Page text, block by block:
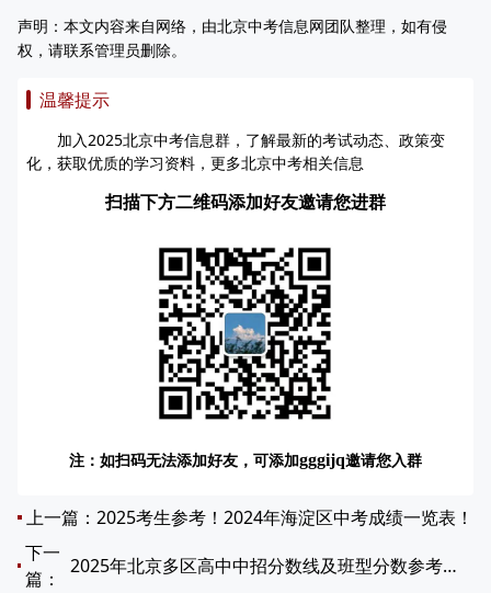
声明：本文内容来自网络，由北京中考信息网团队整理，如有侵
权，请联系管理员删除。
温馨提示
加入2025北京中考信息群，了解最新的考试动态、政策变
化，获取优质的学习资料，更多北京中考相关信息
扫描下方二维码添加好友邀请您进群
注：如扫码无法添加好友，可添加gggijq邀请您入群
上一篇： 2025考生参考！2024年海淀区中考成绩一览表！
下一
篇：
2025年北京多区高中中招分数线及班型分数参考：海淀、西城、东城、朝阳汇总